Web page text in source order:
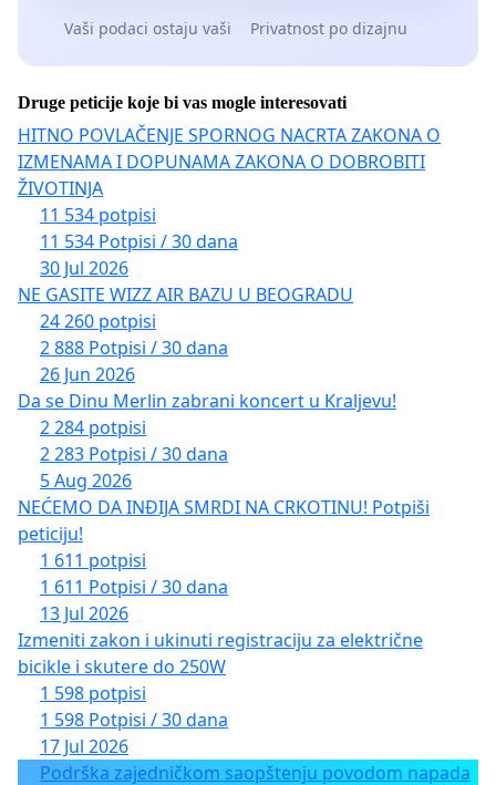
Vaši podaci ostaju vaši Privatnost po dizajnu
Druge peticije koje bi vas mogle interesovati
HITNO POVLAČENJE SPORNOG NACRTA ZAKONA O
IZMENAMA I DOPUNAMA ZAKONA O DOBROBITI
ŽIVOTINJA
11 534 potpisi
11 534 Potpisi / 30 dana
30 Jul 2026
NE GASITE WIZZ AIR BAZU U BEOGRADU
24 260 potpisi
2 888 Potpisi / 30 dana
26 Jun 2026
Da se Dinu Merlin zabrani koncert u Kraljevu!
2 284 potpisi
2 283 Potpisi / 30 dana
5 Aug 2026
NEĆEMO DA INĐIJA SMRDI NA CRKOTINU! Potpiši
peticiju!
1 611 potpisi
1 611 Potpisi / 30 dana
13 Jul 2026
Izmeniti zakon i ukinuti registraciju za električne
bicikle i skutere do 250W
1 598 potpisi
1 598 Potpisi / 30 dana
17 Jul 2026
Podrška zajedničkom saopštenju povodom napada